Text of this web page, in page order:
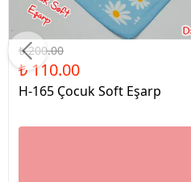
%45 İndirim
₺ 200.00
₺ 110.00
H-165 Çocuk Soft Eşarp